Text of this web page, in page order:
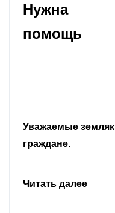
Нужна
помощь
Уважаемые
граждане.
Читать далее